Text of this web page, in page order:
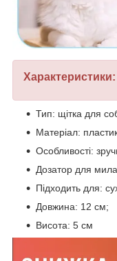
Характеристики:
Тип: щітка для
Матеріал:
Особливості:
Дозатор для
Підходить для:
Довжина: 12 см;
Висота: 5 см